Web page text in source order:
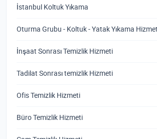
İstanbul Koltuk Yıkama
Oturma Grubu - Koltuk - Yatak Yıkama
İnşaat Sonrası Temizlik Hizmeti
Tadilat Sonrası temizlik Hizmeti
Ofis Temizlik Hizmeti
Büro Temizlik Hizmeti